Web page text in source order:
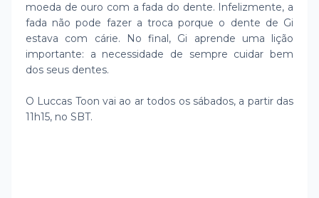
moeda de ouro com a fada do dente. Infelizmente, a
fada não pode fazer a troca porque o dente de Gi
estava com cárie. No final, Gi aprende uma lição
importante: a necessidade de sempre cuidar bem
dos seus dentes.
O Luccas Toon vai ao ar todos os sábados, a partir das
11h15, no SBT.